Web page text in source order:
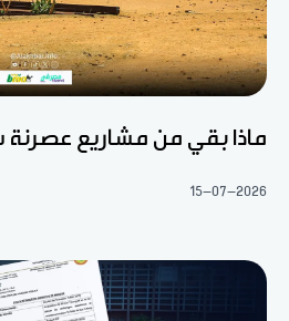
ماذا بقي من مشاريع عصرنة
15-07-2026